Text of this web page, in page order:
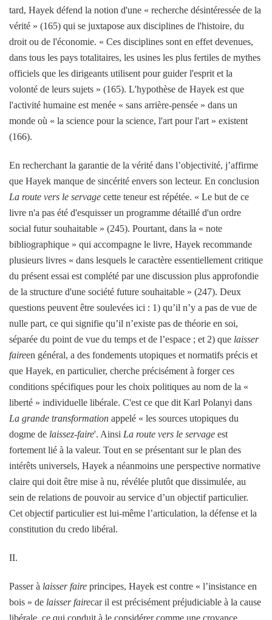
tard, Hayek défend la notion d'une « recherche désintéressée de la
vérité » (165) qui se juxtapose aux disciplines de l'histoire, du
droit ou de l'économie. « Ces disciplines sont en effet devenues,
dans tous les pays totalitaires, les usines les plus fertiles de mythes
officiels que les dirigeants utilisent pour guider l'esprit et la
volonté de leurs sujets » (165). L'hypothèse de Hayek est que
l'activité humaine est menée « sans arrière-pensée » dans un
monde où « la science pour la science, l'art pour l'art » existent
(166).
En recherchant la garantie de la vérité dans l’objectivité, j’affirme
que Hayek manque de sincérité envers son lecteur. En conclusion
La route vers le servage cette teneur est répétée. « Le but de ce
livre n'a pas été d'esquisser un programme détaillé d'un ordre
social futur souhaitable » (245). Pourtant, dans la « note
bibliographique » qui accompagne le livre, Hayek recommande
plusieurs livres « dans lesquels le caractère essentiellement critique
du présent essai est complété par une discussion plus approfondie
de la structure d'une société future souhaitable » (247). Deux
questions peuvent être soulevées ici : 1) qu’il n’y a pas de vue de
nulle part, ce qui signifie qu’il n’existe pas de théorie en soi,
séparée du point de vue du temps et de l’espace ; et 2) que laisser
faireen général, a des fondements utopiques et normatifs précis et
que Hayek, en particulier, cherche précisément à forger ces
conditions spécifiques pour les choix politiques au nom de la «
liberté » individuelle libérale. C'est ce que dit Karl Polanyi dans
La grande transformation appelé « les sources utopiques du
dogme de laissez-faire'. Ainsi La route vers le servage est
fortement lié à la valeur. Tout en se présentant sur le plan des
intérêts universels, Hayek a néanmoins une perspective normative
claire qui doit être mise à nu, révélée plutôt que dissimulée, au
sein de relations de pouvoir au service d’un objectif particulier.
Cet objectif particulier est lui-même l’articulation, la défense et la
constitution du credo libéral.
II.
Passer à laisser faire principes, Hayek est contre « l’insistance en
bois » de laisser fairecar il est précisément préjudiciable à la cause
libérale, ce qui conduit à le considérer comme une croyance